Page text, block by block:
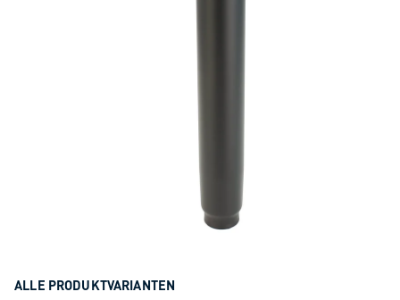
ALLE PRODUKTVARIANTEN